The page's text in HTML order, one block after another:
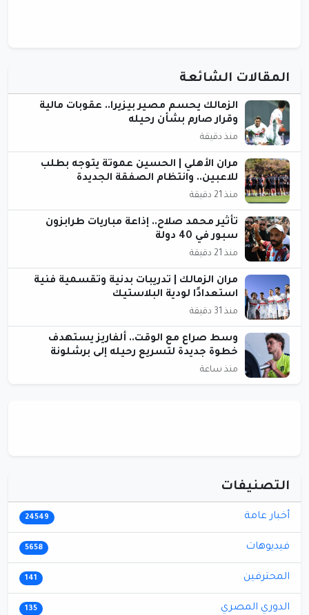
المقالات الشائعة
الزمالك يحسم مصير بيزيرا.. عقوبات مالية
وقرار صارم بشأن رحيله
منذ دقيقة
مران الأهلي | الحسين عموتة يتوجه بطلب
للاعبين.. وانتظام الصفقة الجديدة
منذ 21 دقيقة
تأثير محمد صلاح.. إذاعة مباريات طرابزون
سبور في 40 دولة
منذ 21 دقيقة
مران الزمالك | تدريبات بدنية وتقسمية فنية
استعدادًا لودية البلاستيك
منذ 31 دقيقة
وسط صراع مع الوقت.. ألفاريز يستهدف
خطوة جديدة لتسريع رحيله إلى برشلونة
منذ ساعة
التصنيفات
أخبار عامة 24549
فيديوهات 5658
المحترفين 141
الدوري المصري 135